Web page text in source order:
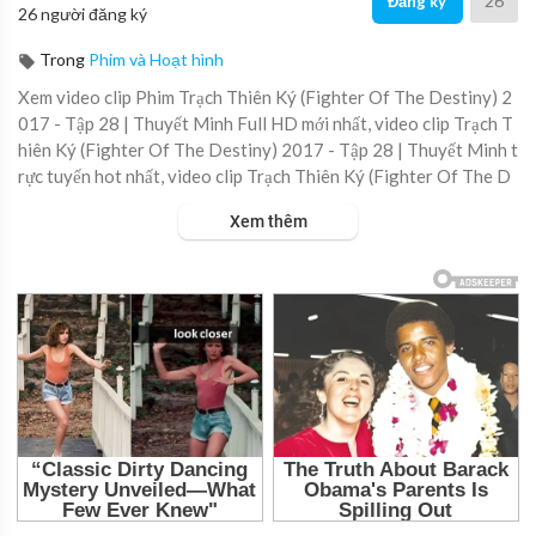
26 người đăng ký
Trong Phim và Hoạt hình
Xem video clip Phim Trạch Thiên Ký (Fighter Of The Destiny) 2
017 - Tập 28 | Thuyết Minh Full HD mới nhất, video clip Trạch T
hiên Ký (Fighter Of The Destiny) 2017 - Tập 28 | Thuyết Minh t
rực tuyến hot nhất, video clip Trạch Thiên Ký (Fighter Of The D
Xem thêm